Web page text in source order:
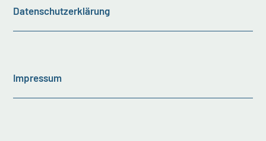
Datenschutzerklärung
Impressum